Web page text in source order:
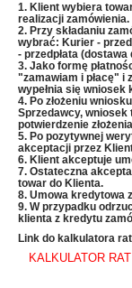
1. Klient wybiera
realizacji zamówienia.
2. Przy składaniu
wybrać: Kurier -
- przedpłata
3. Jako formę
"zamawiam i płacę" i
wypełnia się wniosek
4. Po złożeniu
Sprzedawcy,
potwierdzenie
5. Po pozytywnej
akceptacji przez
6. Klient akceptuje
7. Ostateczna
towar do Klienta.
8. Umowa kredytowa
9. W przypadku
klienta z kredytu
Link do kalkulatora
KALKULATOR